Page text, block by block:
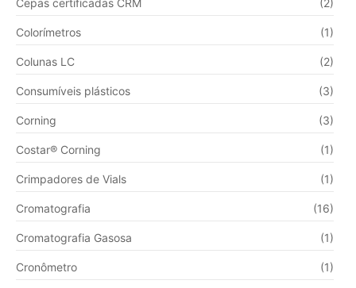
Colorímetros (1)
Colunas LC (2)
Consumíveis plásticos (3)
Corning (3)
Costar® Corning (1)
Crimpadores de Vials (1)
Cromatografia (16)
Cromatografia Gasosa (1)
Cronômetro (1)